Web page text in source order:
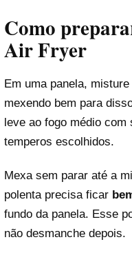
Como
Air Fryer
Em uma panela, misture
mexendo bem para
leve ao fogo médio
temperos escolhidos.
Mexa sem parar até a
polenta precisa ficar
fundo da panela. Esse
não desmanche depois.